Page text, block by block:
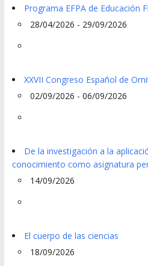
Programa EFPA de Educación
28/04/2026 - 29/09/2026
XXVII Congreso Español de
02/09/2026 - 06/09/2026
De la investigación a la
conocimiento como asignatura
14/09/2026
El cuerpo de las ciencias
18/09/2026